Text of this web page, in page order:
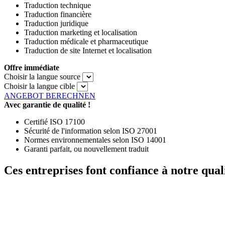
Traduction technique
Traduction financière
Traduction juridique
Traduction marketing et localisation
Traduction médicale et pharmaceutique
Traduction de site Internet et localisation
Offre immédiate
Choisir la langue source
Choisir la langue cible
ANGEBOT BERECHNEN
Avec garantie de qualité !
Certifié ISO 17100
Sécurité de l'information selon ISO 27001
Normes environnementales selon ISO 14001
Garanti parfait, ou nouvellement traduit
Ces entreprises font confiance à notre